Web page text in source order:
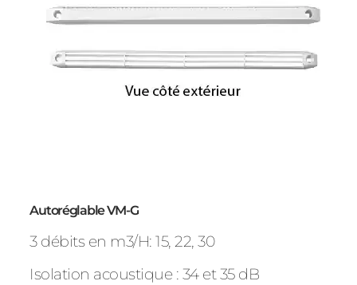
Autoréglable VM-G
3 débits en m3/H: 15, 22, 30
Isolation acoustique : 34 et 35 dB